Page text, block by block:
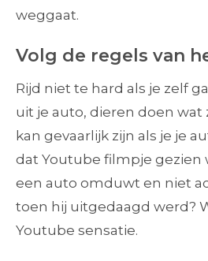
weggaat.
Volg de regels van
Rijd niet te hard als je zelf
uit je auto, dieren doen wat
kan gevaarlijk zijn als je je
dat Youtube filmpje gezien
een auto omduwt en niet
toen hij uitgedaagd werd?
Youtube sensatie.